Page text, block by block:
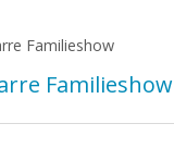
Familieshow